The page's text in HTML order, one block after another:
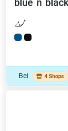
Bei 4 Shops